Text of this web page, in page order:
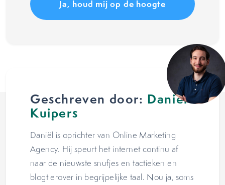
Geschreven door: Daniël
Kuipers
Daniël is oprichter van Online Marketing
Agency. Hij speurt het internet continu af
naar de nieuwste snufjes en tactieken en
blogt erover in begrijpelijke taal. Nou ja, soms